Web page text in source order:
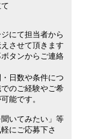
にて担当者から
させて頂きます
タンからご連絡
日数や条件につ
のご経験やご希
能です。
聞いてみたい」等
にご応募下さ